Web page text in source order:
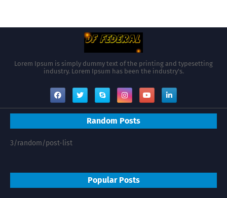
Lorem Ipsum is simply dummy text of the printing and typesetting
industry. Lorem Ipsum has been the industry's.
Random Posts
3/random/post-list
Popular Posts